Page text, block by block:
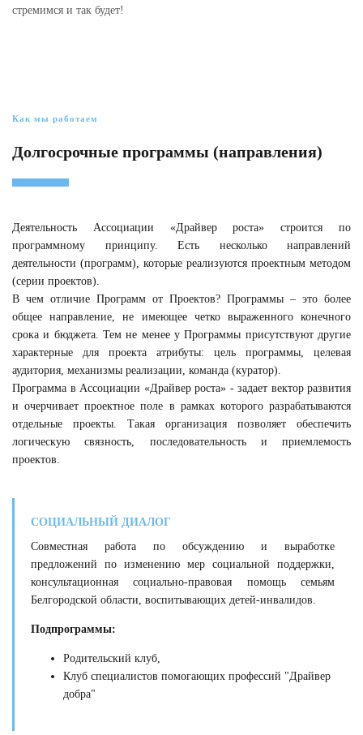
стремимся и так будет!
Как мы работаем
Долгосрочные программы (направления)
Деятельность Ассоциации «Драйвер роста» строится по
программному принципу. Есть несколько направлений
деятельности (программ), которые реализуются проектным методом
(серии проектов).
В чем отличие Программ от Проектов? Программы – это более
общее направление, не имеющее четко выраженного конечного
срока и бюджета. Тем не менее у Программы присутствуют другие
характерные для проекта атрибуты: цель программы, целевая
аудитория, механизмы реализации, команда (куратор).
Программа в Ассоциации «Драйвер роста» - задает вектор развития
и очерчивает проектное поле в рамках которого разрабатываются
отдельные проекты. Такая организация позволяет обеспечить
логическую связность, последовательность и приемлемость
проектов.
СОЦИАЛЬНЫЙ ДИАЛОГ
Совместная работа по обсуждению и выработке
предложений по изменению мер социальной поддержки,
консультационная социально-правовая помощь семьям
Белгородской области, воспитывающих детей-инвалидов
Подпрограммы:
Родительский клуб,
Клуб специалистов помогающих профессий "Драйвер
добра"